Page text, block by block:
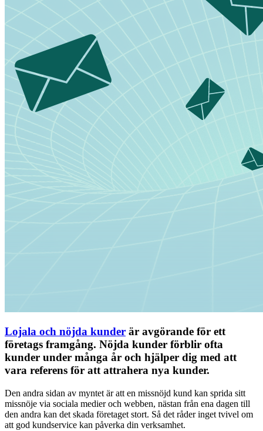
Lojala och nöjda kunder är avgörande för ett
företags framgång. Nöjda kunder förblir ofta
kunder under många år och hjälper dig med att
vara referens för att attrahera nya kunder.
Den andra sidan av myntet är att en missnöjd kund kan sprida sitt
missnöje via sociala medier och webben, nästan från ena dagen till
den andra kan det skada företaget stort. Så det råder inget tvivel om
att god kundservice kan påverka din verksamhet.